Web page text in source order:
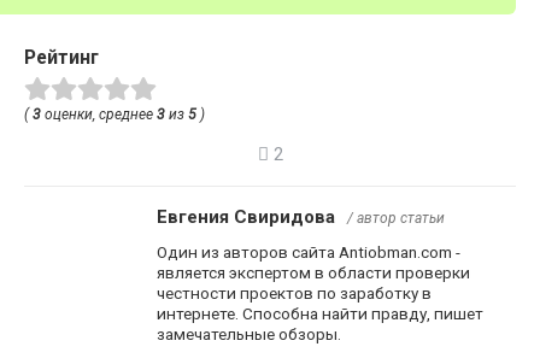
Рейтинг
( 3 оценки, среднее 3 из 5 )
2
Евгения Свиридова / автор статьи
Один из авторов сайта Antiobman.com -
является экспертом в области проверки
честности проектов по заработку в
интернете. Способна найти правду, пишет
замечательные обзоры.